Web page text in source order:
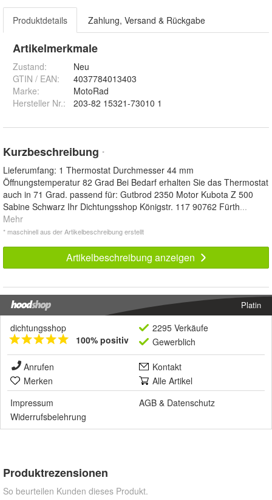
Produktdetails Zahlung, Versand & Rückgabe
Artikelmerkmale
Zustand:
Neu
GTIN / EAN:
4037784013403
Marke:
MotoRad
Hersteller Nr.:
203-82 15321-73010 1
Kurzbeschreibung *
Lieferumfang: 1 Thermostat Durchmesser 44 mm
Öffnungstemperatur 82 Grad Bei Bedarf erhalten Sie das Thermostat
auch in 71 Grad. passend für: Gutbrod 2350 Motor Kubota Z 500
Sabine Schwarz Ihr Dichtungsshop Königstr. 117 90762 Fürth...
Mehr
* maschinell aus der Artikelbeschreibung erstellt
Artikelbeschreibung anzeigen
Platin
dichtungsshop
100% positiv
2295 Verkäufe
Gewerblich
Anrufen
Kontakt
Merken
Alle Artikel
Impressum
AGB & Datenschutz
Widerrufsbelehrung
Produktrezensionen
So beurteilen Kunden dieses Produkt.